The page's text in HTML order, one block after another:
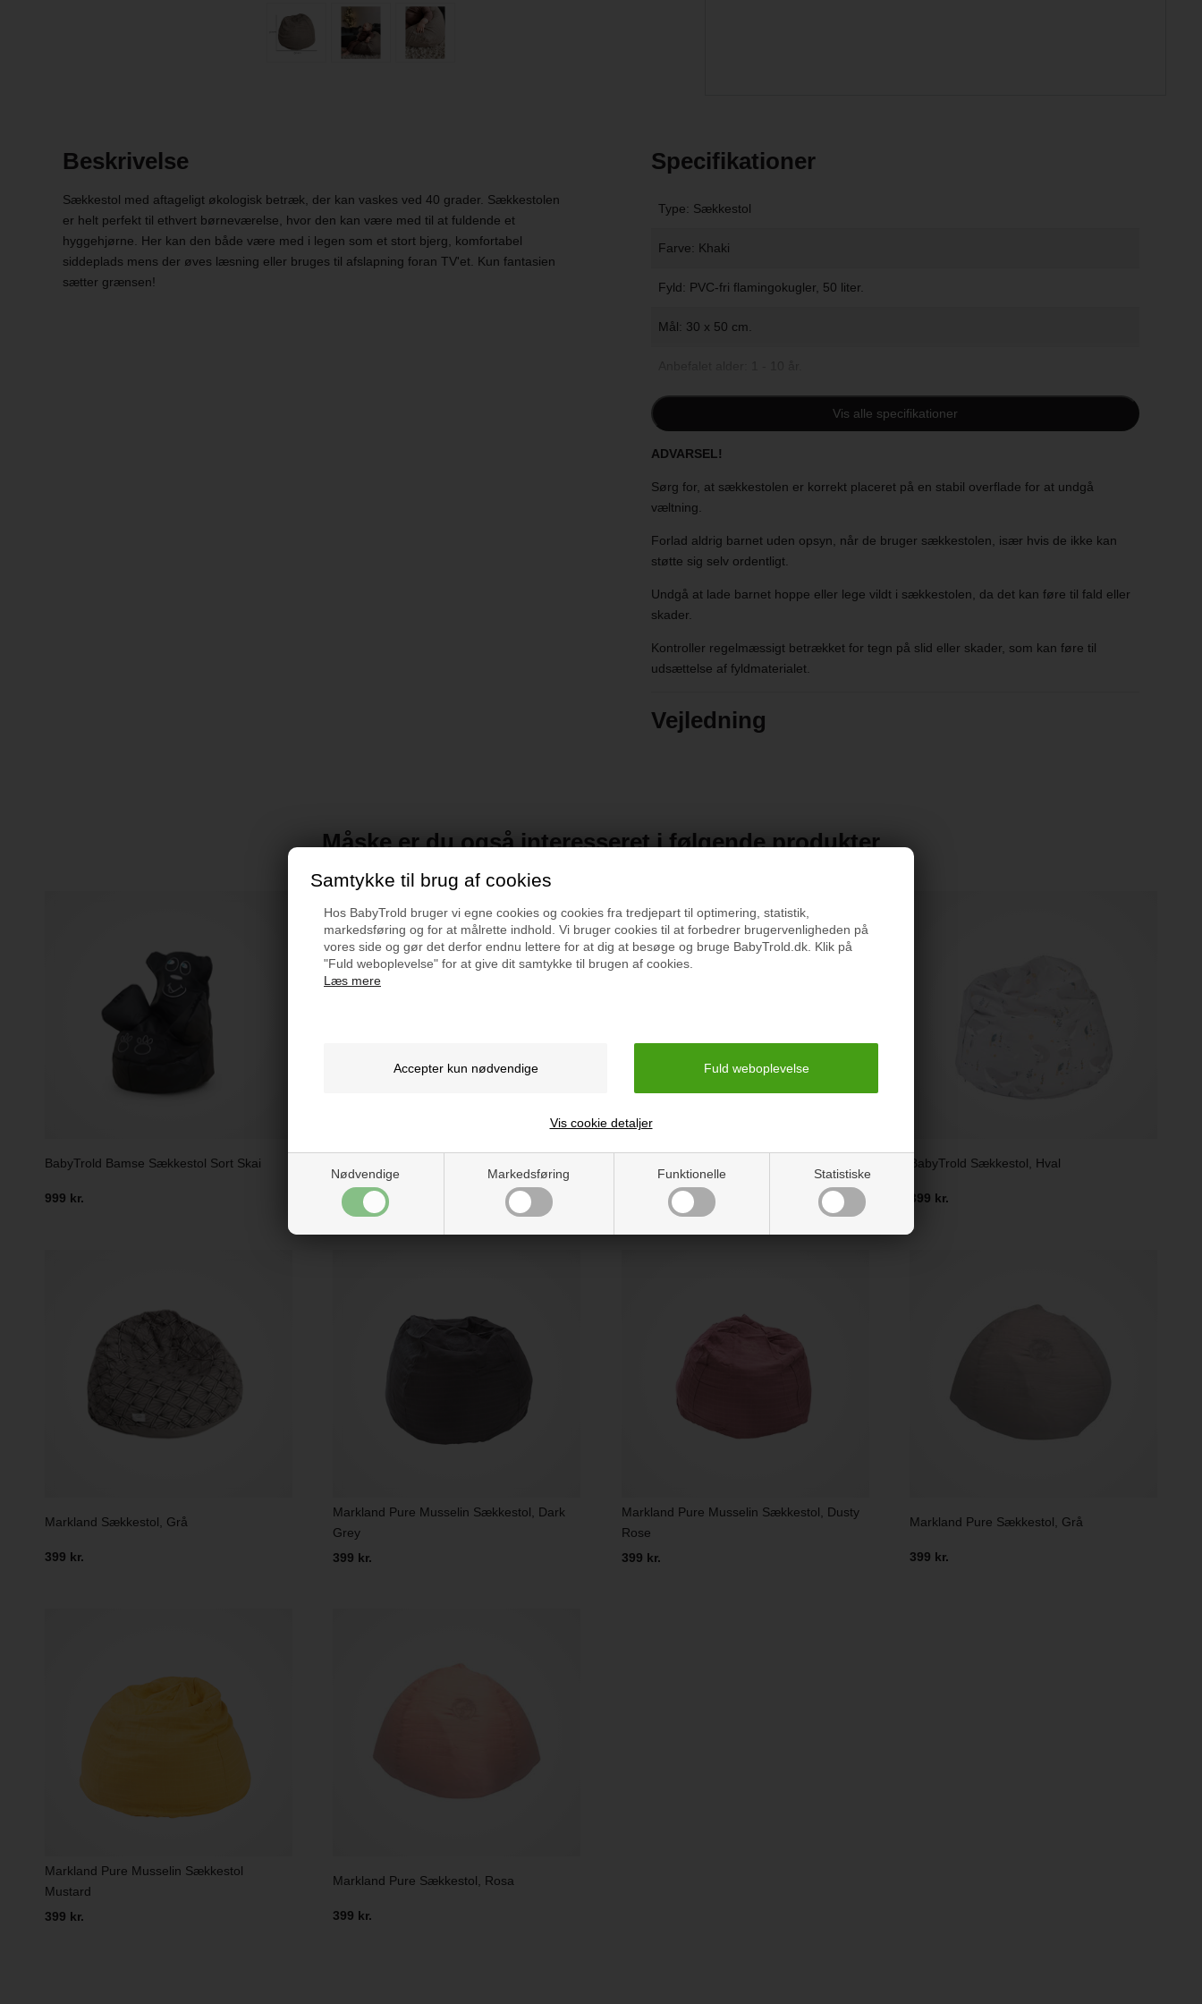
Samtykke til brug af cookies
Hos BabyTrold bruger vi egne cookies og cookies fra tredjepart til optimering, statistik,
markedsføring og for at målrette indhold. Vi bruger cookies til at forbedrer brugervenligheden på
vores side og gør det derfor endnu lettere for at dig at besøge og bruge BabyTrold.dk. Klik på
"Fuld weboplevelse" for at give dit samtykke til brugen af cookies.
Læs mere
Nødvendige Markedsføring Funktionelle Statistiske
Vis cookie detaljer
Beskrivelse
Sækkestol med aftageligt økologisk betræk, der kan vaskes ved 40 grader. Sækkestolen
er helt perfekt til ethvert børneværelse, hvor den kan være med til at fuldende et
hyggehjørne. Her kan den både være med i legen som et stort bjerg, komfortabel
siddeplads mens der øves læsning eller bruges til afslapning foran TV'et. Kun fantasien
sætter grænsen!
Specifikationer
Type: Sækkestol
Farve: Khaki
Fyld: PVC-fri flamingokugler, 50 liter.
Mål: 30 x 50 cm.
Vægt: 600 g
Vis alle specifikationer
ADVARSEL!
Sørg for, at sækkestolen er korrekt placeret på en stabil overflade for at undgå
væltning.
Forlad aldrig barnet uden opsyn, når de bruger sækkestolen, især hvis de ikke kan
støtte sig selv ordentligt.
Undgå at lade barnet hoppe eller lege vildt i sækkestolen, da det kan føre til fald eller
skader.
Kontroller regelmæssigt betrækket for tegn på slid eller skader, som kan føre til
udsættelse af fyldmaterialet.
Vejledning
Måske er du også interesseret i følgende produkter
BabyTrold Bamse Sækkestol Sort Skai
999 kr. 399 kr.
BabyTrold Sækkestol, Hval
399 kr.
Markland Sækkestol, Grå
399 kr.
Markland Pure Musselin Sækkestol, Dark
Grey
399 kr.
Markland Pure Musselin Sækkestol, Dusty
Rose
399 kr.
Markland Pure Sækkestol, Grå
399 kr.
Markland Pure Musselin Sækkestol
Mustard
399 kr.
Markland Pure Sækkestol, Rosa
399 kr.